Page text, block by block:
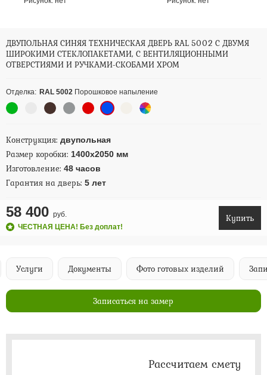
ДВУПОЛЬНАЯ СИНЯЯ ТЕХНИЧЕСКАЯ ДВЕРЬ RAL 5002 С ДВУМЯ
ШИРОКИМИ СТЕКЛОПАКЕТАМИ, С ВЕНТИЛЯЦИОННЫМИ
ОТВЕРСТИЯМИ И РУЧКАМИ-СКОБАМИ ХРОМ
Отделка: RAL 5002 Порошковое напыление
Конструкция: двупольная
Размер коробки: 1400х2050 мм
Изготовление: 48 часов
Гарантия на дверь: 5 лет
58 400 руб.
ЧЕСТНАЯ ЦЕНА! Без доплат!
Купить
Услуги Документы Фото готовых изделий
Записаться на замер
Рассчитаем смету